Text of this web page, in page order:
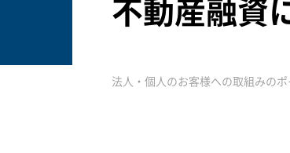
不動産融資
法人・個人のお客様への取組みのポ